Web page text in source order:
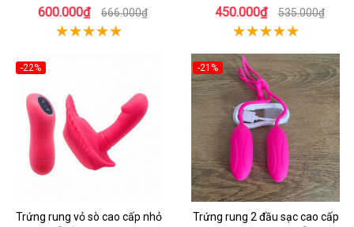
dục
600.000₫ 666.000₫ 450.000₫ 535.000₫
-22%
Trứng rung vỏ sò cao cấp nhỏ
-21%
Trứng rung 2 đầu sạc cao cấp